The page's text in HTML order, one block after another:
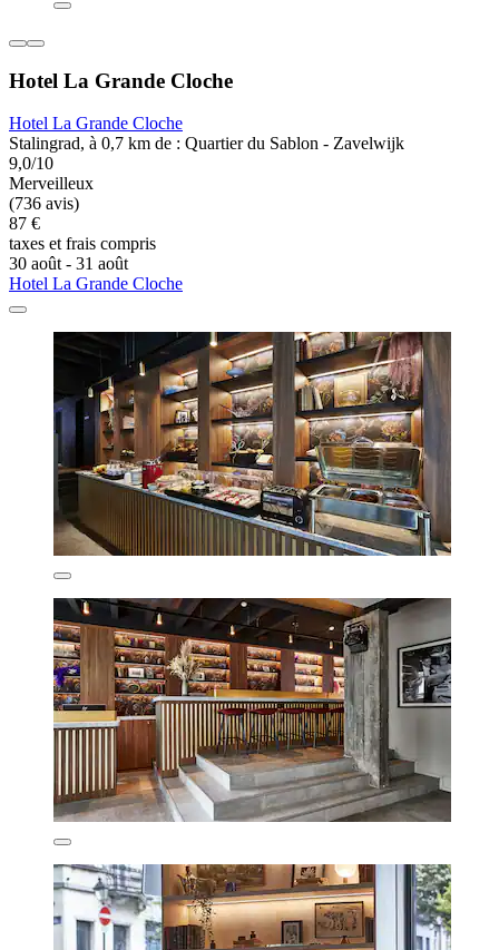
Hotel La Grande Cloche
Hotel La Grande Cloche
Stalingrad, à 0,7 km de : Quartier du Sablon - Zavelwijk
9,0/10
Merveilleux
(736 avis)
87 €
taxes et frais compris
30 août - 31 août
Hotel La Grande Cloche